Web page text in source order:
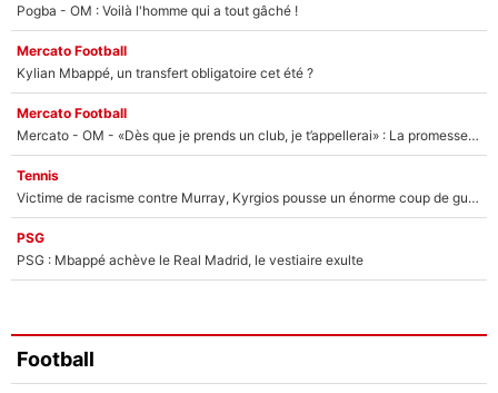
Pogba - OM : Voilà l'homme qui a tout gâché !
Mercato Football
Kylian Mbappé, un transfert obligatoire cet été ?
Mercato Football
Mercato - OM - «Dès que je prends un club, je t’appellerai» : La promesse de Marcelino au moment de claquer la porte
Tennis
Victime de racisme contre Murray, Kyrgios pousse un énorme coup de gueule !
PSG
PSG : Mbappé achève le Real Madrid, le vestiaire exulte
Football